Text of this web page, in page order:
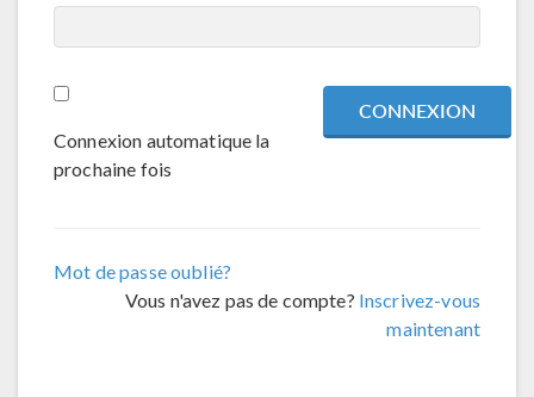
Connexion automatique la
prochaine fois
Mot de passe oublié?
Vous n'avez pas de compte? Inscrivez-vous
maintenant